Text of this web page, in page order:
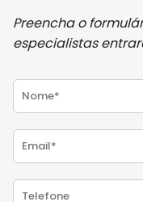
Preencha o
especialistas